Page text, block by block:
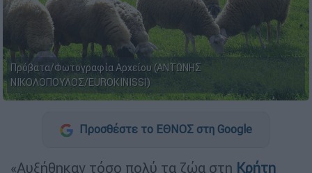
Πρόβατα/Φωτογραφία Αρχείου (ΑΝΤΩΝΗΣ
ΝΙΚΟΛΟΠΟΥΛΟΣ/EUROKINISSI)
Προσθέστε το ΕΘΝΟΣ στη Google
«Αυξήθηκαν τόσο πολύ τα ζώα στη Κρήτη